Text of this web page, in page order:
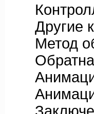
Другие
Метод
Обратная